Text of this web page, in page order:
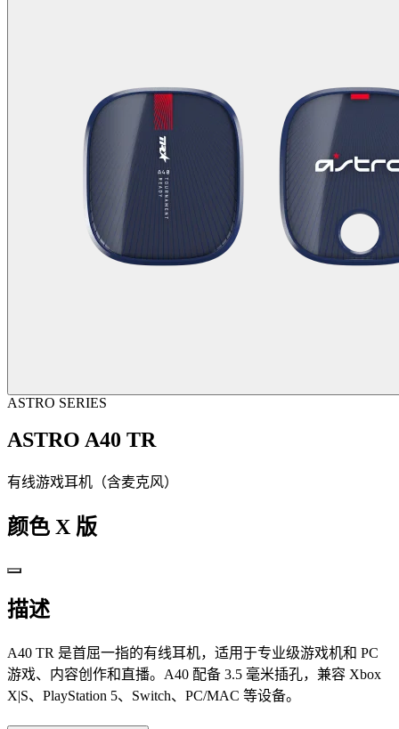
ASTRO SERIES
ASTRO A40 TR
有线游戏耳机（含麦克风）
颜色 X 版
描述
A40 TR 是首屈一指的有线耳机，适用于专业级游戏机和 PC
游戏、内容创作和直播。A40 配备 3.5 毫米插孔，兼容 Xbox
X|S、PlayStation 5、Switch、PC/MAC 等设备。